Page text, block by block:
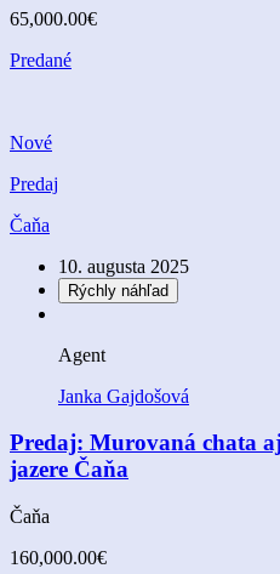
65,000.00€
Predané
Nové
Predaj
Čaňa
10. augusta 2025
Rýchly náhľad
Agent
Janka Gajdošová
Predaj: Murovaná chata
jazere Čaňa
Čaňa
160,000.00€